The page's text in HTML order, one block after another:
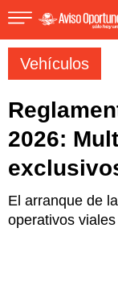
Inmuebles
Vehículos
Vehículos
2026:
El arranque de
operativos